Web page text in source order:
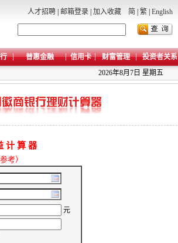
人才招聘 邮箱登录 加入收藏 简 繁 English
普惠金融 信用卡 财富管理
投资者关系
2026年8月7日 星期五